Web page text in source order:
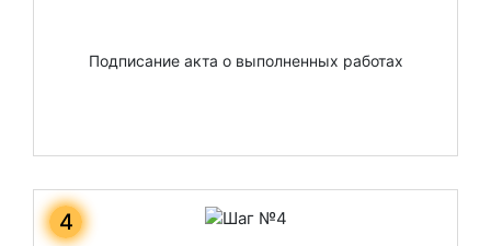
Подписание акта о выполненных работах
4